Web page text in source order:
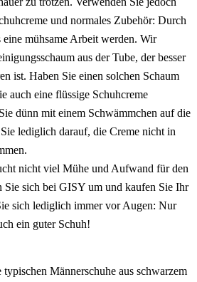
und normales Zubehör: Durch
mühsame Arbeit werden. Wir
aus der Tube, der besser
ist. Haben Sie einen solchen Schaum
auch eine flüssige Schuhcreme
dünn mit einem Schwämmchen auf die
lediglich darauf, die Creme nicht in
nicht viel Mühe und Aufwand für den
Sie sich bei GISY um und kaufen Sie Ihr
sich lediglich immer vor Augen: Nur
ein guter Schuh!
Männerschuhe aus schwarzem